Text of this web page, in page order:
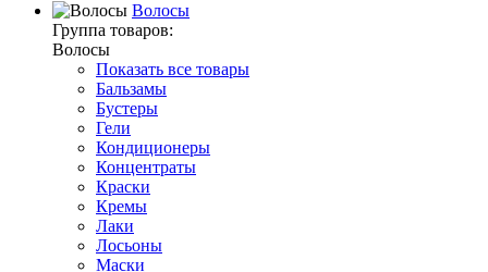
Волосы
Группа товаров:
Волосы
Показать все товары
Бальзамы
Бустеры
Гели
Кондиционеры
Концентраты
Краски
Кремы
Лаки
Лосьоны
Маски